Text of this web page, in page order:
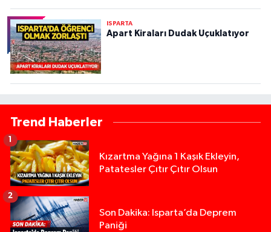
ISPARTA
Apart Kiraları Dudak Uçuklatıyor
Trend Haberler
Kızartma Yağına 1 Kaşık Ekleyin,
Patatesler Çıtır Çıtır Olsun
1
Son Dakika: Isparta’da Deprem
Paniği
2